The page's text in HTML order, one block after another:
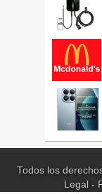
Todos los
Legal -